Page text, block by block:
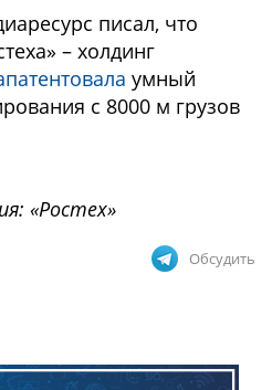
писал, что
– холдинг
умный
с 8000 м грузов
«Ростех»
Обсудить